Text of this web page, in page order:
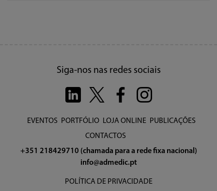
Siga-nos nas redes sociais
EVENTOS PORTFÓLIO LOJA ONLINE PUBLICAÇÕES
CONTACTOS
+351 218429710 (chamada para a rede fixa nacional)
info@admedic.pt
POLÍTICA DE PRIVACIDADE